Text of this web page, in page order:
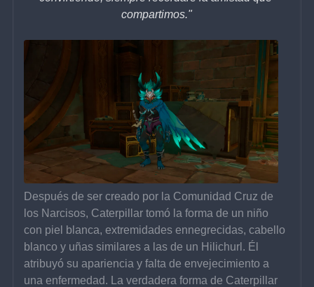
compartimos."
Después de ser creado por la Comunidad Cruz de
los Narcisos, Caterpillar tomó la forma de un niño
con piel blanca, extremidades ennegrecidas, cabello
blanco y uñas similares a las de un Hilichurl. Él
atribuyó su apariencia y falta de envejecimiento a
una enfermedad. La verdadera forma de Caterpillar